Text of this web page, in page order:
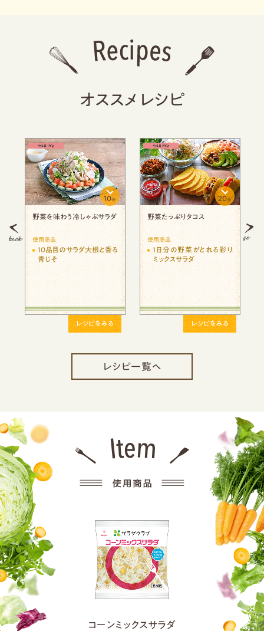
オススメレシピ
サーモンの彩りマリネ風サラ
ダ
8
使用商品
ベビーリーフのグリーンサ
ラダ
レシピをみる
プルコギ混ぜ混ぜサラダ！
15
使用商品
1日分の野菜がとれる彩り
ミックスサラダ
レシピをみる
レシピ一覧へ
コーンミックスサラダ